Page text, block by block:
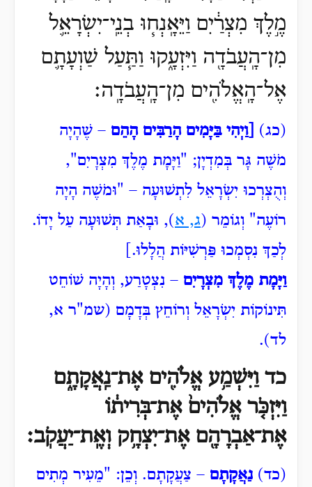
מֶ֣לֶךְ מִצְרַ֔יִם וַיֵּאָֽנְח֧וּ בְנֵֽי־יִשְׂרָאֵ֛ל
מִן־הָֽעֲבֹדָ֖ה וַיִּזְעָ֑קוּ וַתַּ֧עַל שַׁוְעָתָ֛ם
אֶל־הָֽאֱלֹהִ֖ים מִן־הָֽעֲבֹדָֽה׃
(כג) [וַיְהִי בַּיָּמִים הָרַבִּים הָהֵם – שֶׁהָיָה
מֹשֶׁה גָּר בְּמִדְיָן; "וַיָּמָת מֶלֶךְ מִצְרָיִם",
וְהֻצְרְכוּ יִשְׂרָאֵל לִתְשׁוּעָה – "וּמֹשֶׁה הָיָה
רוֹעֶה" וְגוֹמֵר (ג, א), וּבָאַת תְּשׁוּעָה עַל יָדוֹ.
לְכַךְ נִסְמְכוּ פַּרְשִׁיּוֹת הֲלָלוּ.]
וַיָּמָת מֶלֶךְ מִצְרָיִם – נִצְטָרַע, וְהָיָה שׁוֹחֵט
תִּינוֹקוֹת יִשְׂרָאֵל וְרוֹחֵץ בְּדָמָם (שמ"ר א,
לד).
כד וַיִּשְׁמַ֥ע אֱלֹהִ֖ים אֶת־נַֽאֲקָתָ֑ם
וַיִּזְכֹּ֤ר אֱלֹהִים֙ אֶת־בְּרִית֔וֹ
אֶת־אַבְרָהָ֖ם אֶת־יִצְחָ֥ק וְאֶֽת־יַעֲקֹֽב׃
(כד) נַאֲקָתָם – צַעֲקָתָם. וְכֵן: "מֵעִיר מְתִים